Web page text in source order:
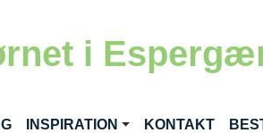
i
INSPIRATION KONTAKT